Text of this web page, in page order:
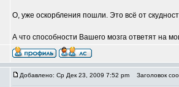
О, уже оскорбления пошли. Это всё от
А что способности Вашего мозга ответят на
Добавлено: Ср Дек 23, 2009 7:52 pm Заголовок